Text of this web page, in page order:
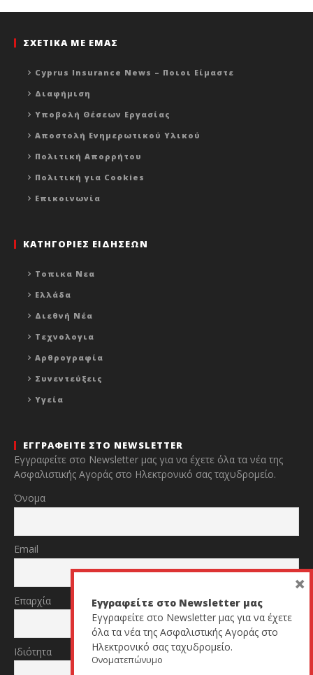
ΣΧΕΤΙΚΑ ΜΕ ΕΜΑΣ
Cyprus Insurance News – Ποιοι Είμαστε
Διαφήμιση
Υποβολή Θέσεων Εργασίας
Αποστολή Ενημερωτικού Υλικού
Πολιτική Απορρήτου
Πολιτική για Cookies
Επικοινωνία
ΚΑΤΗΓΟΡΙΕΣ ΕΙΔΗΣΕΩΝ
Τοπικα Νεα
Ελλάδα
Διεθνή Νέα
Τεχνολογια
Αρθρογραφία
Συνεντεύξεις
Υγεία
ΕΓΓΡΑΦΕΙΤΕ ΣΤΟ NEWSLETTER
Εγγραφείτε στο Newsletter μας για να έχετε όλα τα νέα της
Ασφαλιστικής Αγοράς στο Ηλεκτρονικό σας ταχυδρομείο.
Όνομα
Email
Επαρχία
Ιδιότητα
Εγγραφείτε στο Newsletter μας
Εγγραφείτε στο Newsletter μας για να έχετε
όλα τα νέα της Ασφαλιστικής Αγοράς στο
Ηλεκτρονικό σας ταχυδρομείο.
Ονοματεπώνυμο
×